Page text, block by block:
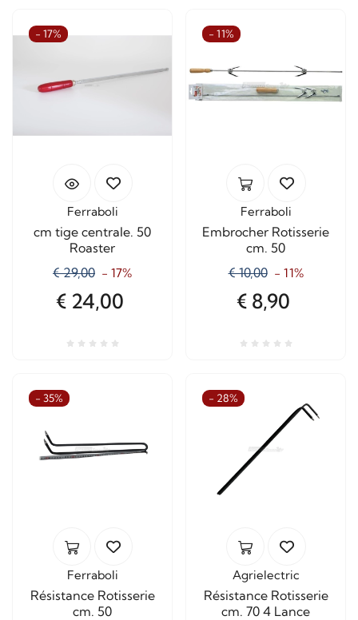
- 17%
Ferraboli
cm tige centrale. 50
Roaster
€ 29,00 - 17%
€ 24,00
- 11%
Ferraboli
Embrocher Rotisserie
cm. 50
€ 10,00 - 11%
€ 8,90
- 35%
Ferraboli
Résistance Rotisserie
cm. 50
- 28%
Agrielectric
Résistance Rotisserie
cm. 70 4 Lance